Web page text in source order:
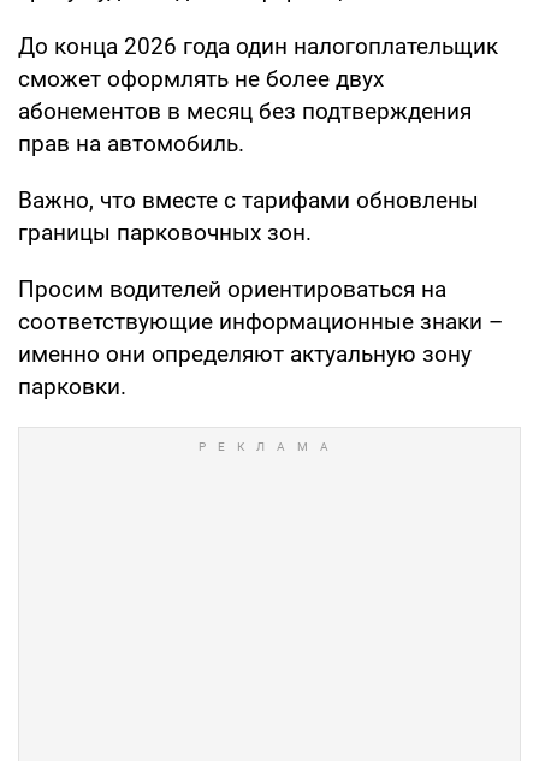
До конца 2026 года один налогоплательщик
сможет оформлять не более двух
абонементов в месяц без подтверждения
прав на автомобиль.
Важно, что вместе с тарифами обновлены
границы парковочных зон.
Просим водителей ориентироваться на
соответствующие информационные знаки –
именно они определяют актуальную зону
парковки.